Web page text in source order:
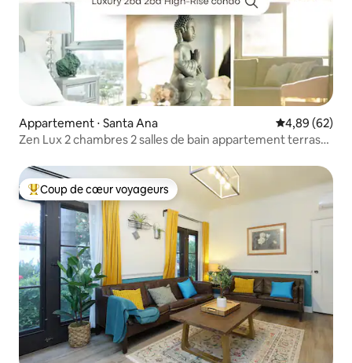
Appartement ⋅ Santa Ana Évaluation
4,89 (62)
Zen Lux 2 chambres 2 salles de bain appartement terrasse
Coups de cœur voyageurs les plus appréciés
Coup de cœur voyageurs